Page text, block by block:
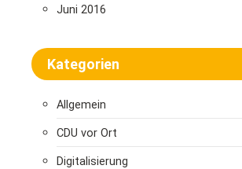
Juni 2016
Kategorien
Allgemein
CDU vor Ort
Digitalisierung